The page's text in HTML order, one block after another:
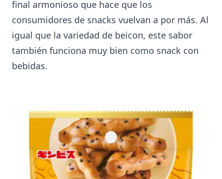
final armonioso que hace que los
consumidores de snacks vuelvan a por más. Al
igual que la variedad de beicon, este sabor
también funciona muy bien como snack con
bebidas.